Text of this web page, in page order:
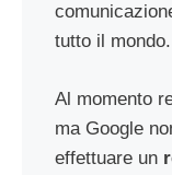
tutto il mondo.
Al momento
ma Google
effettuare un